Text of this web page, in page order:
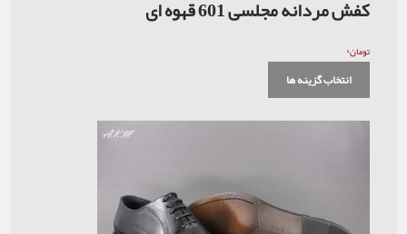
کفش مردانه مجلسی 601 قهوه ای
تومان۰
انتخاب گزینه ها